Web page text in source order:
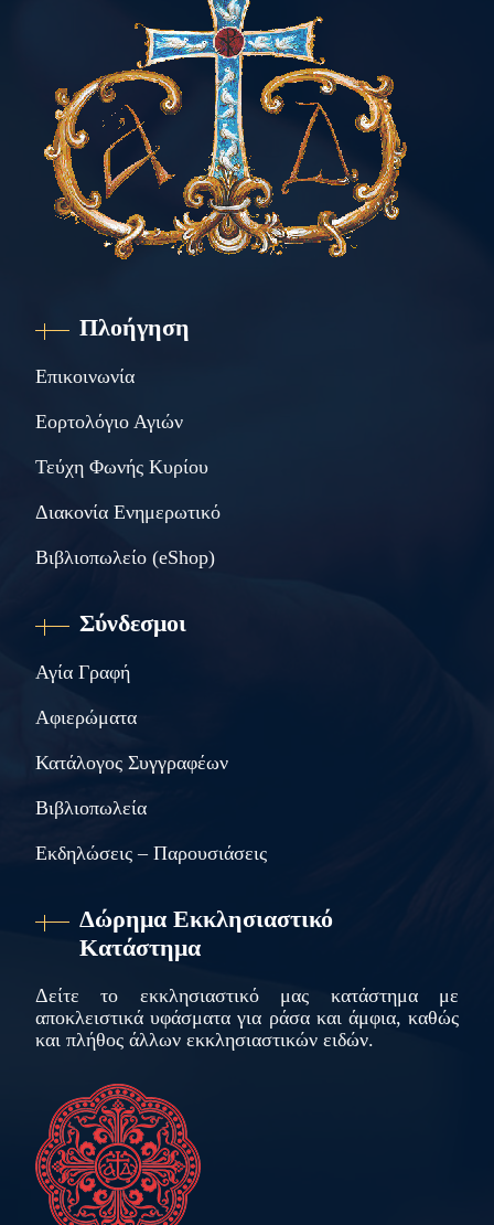
Πλοήγηση
Επικοινωνία
Εορτολόγιο Αγιών
Τεύχη Φωνής Κυρίου
Διακονία Ενημερωτικό
Βιβλιοπωλείο (eShop)
Σύνδεσμοι
Αγία Γραφή
Αφιερώματα
Κατάλογος Συγγραφέων
Βιβλιοπωλεία
Εκδηλώσεις – Παρουσιάσεις
Δώρημα Εκκλησιαστικό
Κατάστημα
Δείτε το εκκλησιαστικό μας κατάστημα με
αποκλειστικά υφάσματα για ράσα και άμφια, καθώς
και πλήθος άλλων εκκλησιαστικών ειδών.